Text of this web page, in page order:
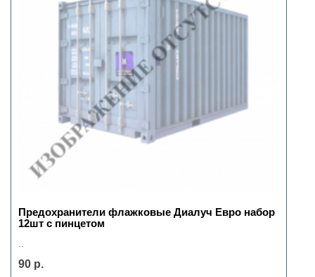
Предохранители флажковые Диалуч Евро набор
12шт с пинцетом
90 р.